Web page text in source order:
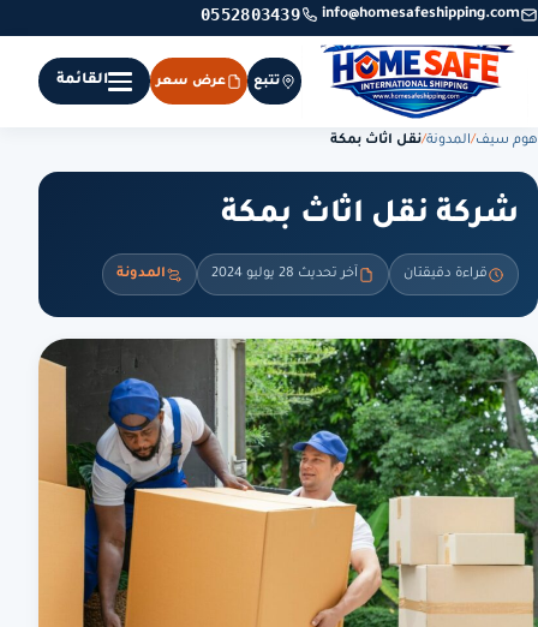
info@homesafeshipping.com
0552803439
تتبع عرض سعر القائمة
هوم سيف/المدونة/نقل اثاث بمكة
شركة نقل اثاث بمكة
قراءة دقيقتان آخر تحديث 28 يوليو 2024 المدونة